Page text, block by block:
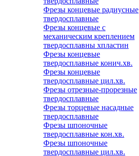
Фрезы концевые радиусные
твердосплавные
Фрезы концевые с
механическим креплением
твердосплавны хпластин
Фрезы концевые
твердосплавные конич.хв.
Фрезы концевые
твердосплавные цил.хв.
Фрезы отрезные-прорезные
твердосплавные
Фрезы торцевые насадные
твердосплавные
Фрезы шпоночные
твердосплавные кон.хв.
Фрезы шпоночные
твердосплавные цил.хв.